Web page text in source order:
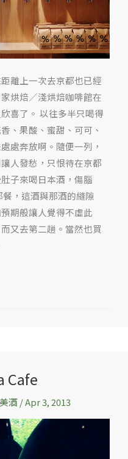
離上一次去京都也已經
烘焙／淺烘焙咖啡館在
喜了。 以往多半只喝得
、果酸、蜜甜、可可、
處奔放啊。隨便一列，
人發愁，只恨待在京都
子來喝日本酒，傷腦
，這酒與那酒的縫隙
期般讓人覺得不虛此
又去第二趟。當然也買
Cafe
酒/Apr 3, 2013